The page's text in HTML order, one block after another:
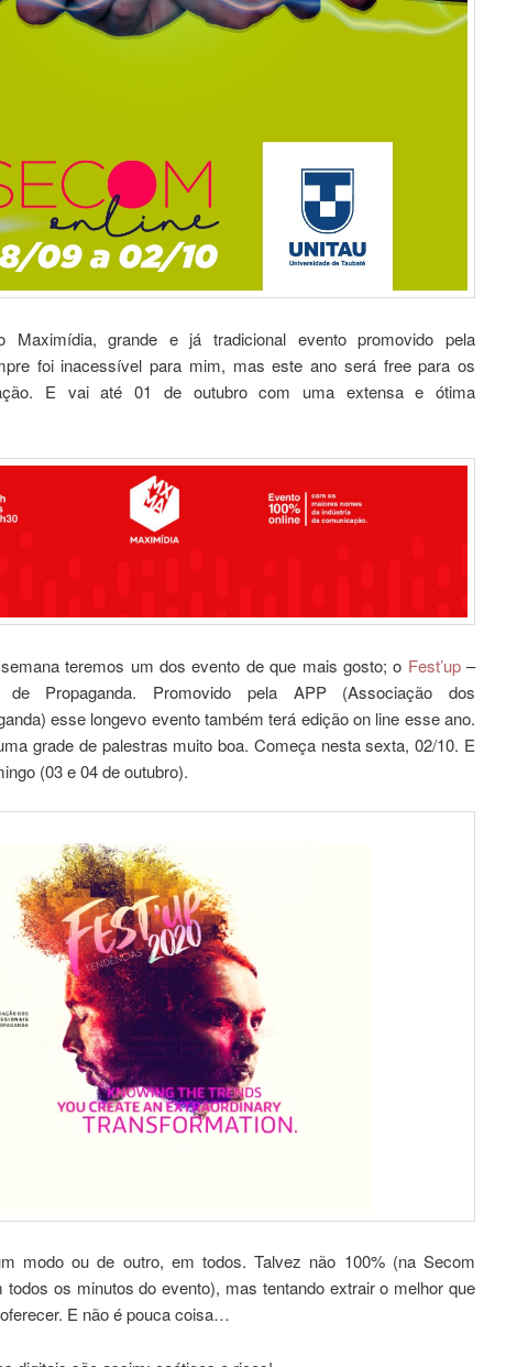
Maximídia, grande e já tradicional evento promovido pela
foi inacessível para mim, mas este ano será free para os
E vai até 01 de outubro com uma extensa e ótima
teremos um dos evento de que mais gosto; o Fest’up–
de Propaganda. Promovido pela APP (Associação dos
esse longevo evento também terá edição on line esse ano.
grade de palestras muito boa. Começa nesta sexta, 02/10. E
(03 e 04 de outubro).
modo ou de outro, em todos. Talvez não 100% (na Secom
os minutos do evento), mas tentando extrair o melhor que
E não é pouca coisa…